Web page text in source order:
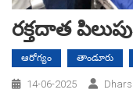
రక్తదాత
ఆరోగ్యం తాండూరు
14-06-2025